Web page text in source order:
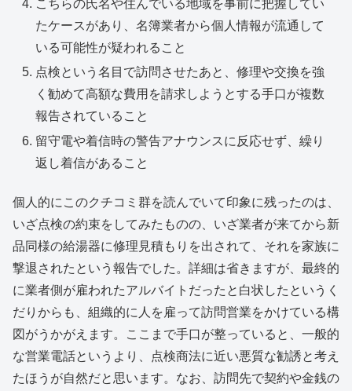
こちらの氏名や住んでいる地域を事前に把握してい
たケースがあり、名簿業者から個人情報が流通して
いる可能性が疑われること
点検という名目で訪問させたあと、修理や交換を強
く勧めて高額な費用を請求しようとする手口が複数
報告されていること
留守電や着信時の警告アナウンスに反応せず、繰り
返し着信があること
個人的にこのクチコミ群を読んでいて印象に残ったのは、
いざ点検の約束をしてみたものの、いざ業者が来てから新
品同様の給湯器に修理見積もりを出されて、それを家族に
撃退されたという報告でした。詳細は省きますが、最終的
に業者側が雇われたアルバイトだったと白状したというく
だりからも、組織的に人を雇って訪問営業をかけている構
図がうかがえます。ここまで手口が整っていると、一般的
な営業電話というより、点検商法に近い悪質な勧誘と考え
たほうが自然だと思います。なお、訪問先で契約や金銭の